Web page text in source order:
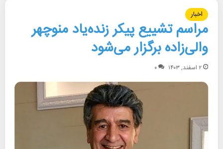
اخبار
مراسم تشییع پیکر زنده‌یاد منوچهر
والی‌زاده برگزار می‌شود
۲ اسفند, ۱۴۰۳ ۰